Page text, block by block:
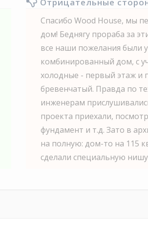
Спасибо Wood House, мы
дом! Беднягу прораба за
все наши пожелания были
комбинированный дом, с
холодные - первый этаж и
бревенчатый. Правда по
инженерам
проекта приехали,
фундамент и т.д. Зато в
на полную: дом-то на 115
сделали специальную